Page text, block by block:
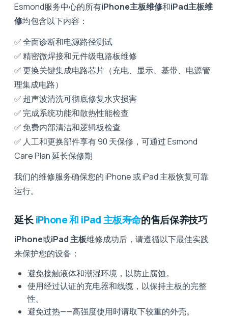
Esmond服务中心的所有iPhone主板维修和iPad主板维
修均包含以下内容：
✅ 全面诊断和电源路径测试
✅ 精密微焊接和元件级电路板维修
✅ 更换关键集成电路芯片（充电、显示、基带、电源管
理集成电路）
✅ 超声波清洗可彻底修复水灾损害
✅ 完成系统功能和散热性能检查
✅ 免费内部清洁和逻辑板检查
✅ 人工和更换部件享有 90 天保修，可通过 Esmond
Care Plan 延长保修期
我们的维修服务确保您的 iPhone 或 iPad 主板恢复可靠
运行。
延长iPhone 和 iPad 主板寿命的售后保养技巧
iPhone或iPad 主板维修成功后，请遵循以下最佳实践
来保护您的设备：
避免接触液体和潮湿环境，以防止腐蚀。
使用经过认证的充电器和线缆，以保持主板的完整
性。
避免过热——高强度使用时请取下较重的外壳。